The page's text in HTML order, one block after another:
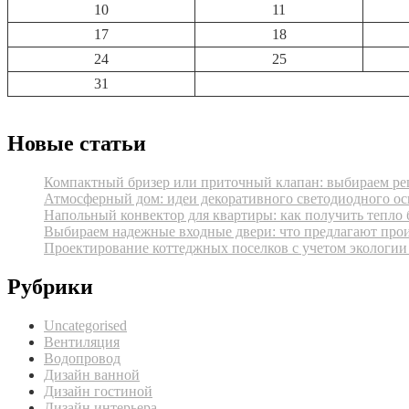
10
11
17
18
24
25
31
Новые статьи
Компактный бризер или приточный клапан: выбираем
Атмосферный дом: идеи декоративного светодиодного
Напольный конвектор для квартиры: как получить тепло
Выбираем надежные входные двери: что предлагают
Проектирование коттеджных поселков с учетом
Рубрики
Uncategorised
Вентиляция
Водопровод
Дизайн ванной
Дизайн гостиной